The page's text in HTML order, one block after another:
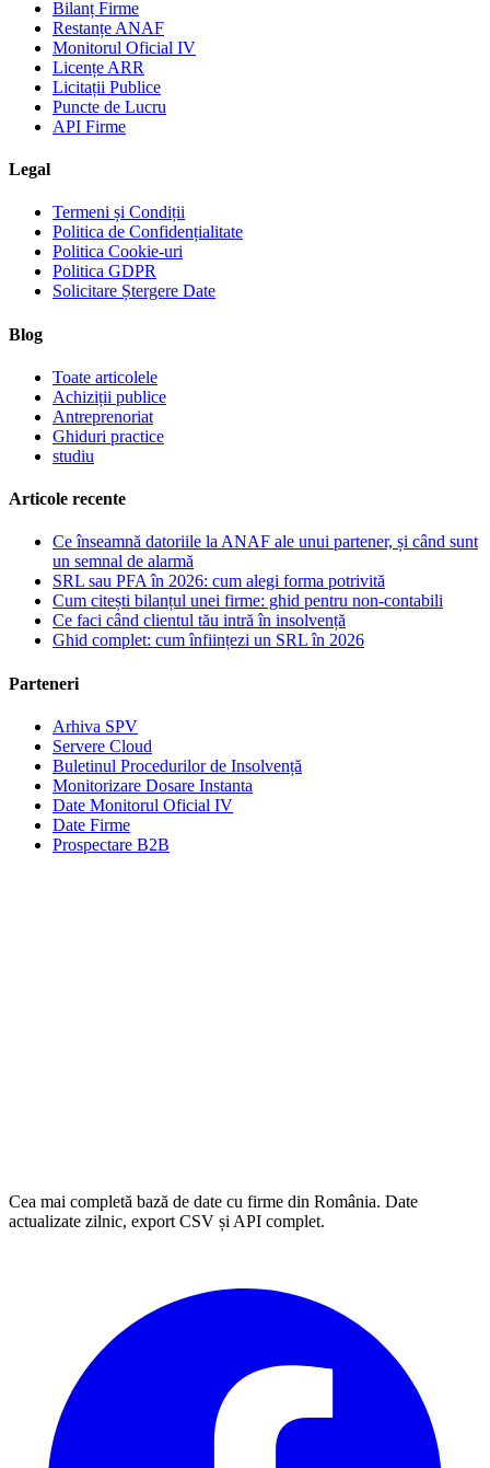
Bilanț Firme
Restanțe ANAF
Monitorul Oficial IV
Licențe ARR
Licitații Publice
Puncte de Lucru
API Firme
Legal
Termeni și Condiții
Politica de Confidențialitate
Politica Cookie-uri
Politica GDPR
Solicitare Ștergere Date
Blog
Toate articolele
Achiziții publice
Antreprenoriat
Ghiduri practice
studiu
Articole recente
Ce înseamnă datoriile la ANAF ale unui partener, și când sunt
un semnal de alarmă
SRL sau PFA în 2026: cum alegi forma potrivită
Cum citești bilanțul unei firme: ghid pentru non-contabili
Ce faci când clientul tău intră în insolvență
Ghid complet: cum înființezi un SRL în 2026
Parteneri
Arhiva SPV
Servere Cloud
Buletinul Procedurilor de Insolvență
Monitorizare Dosare Instanta
Date Monitorul Oficial IV
Date Firme
Prospectare B2B
Cea mai completă bază de date cu firme din România. Date
actualizate zilnic, export CSV și API complet.